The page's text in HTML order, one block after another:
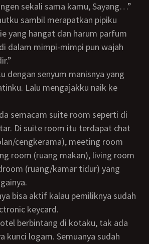
sekali sama kamu, Sayang…”
yang hangat dan harum parfum
dalam mimpi-mimpi pun wajah
Lalu mengajakku naik ke
Di suite room itu terdapat chat
cengkerama), meeting room
room (ruang makan), living room
(ruang/kamar tidur) yang
keycard.
kunci logam. Semuanya sudah